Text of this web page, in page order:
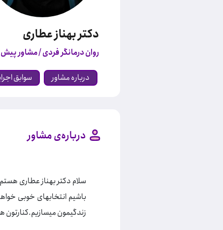
دکتر بهناز عطاری
روان درمانگر فردی / مشاور پیش
درباره مشاور سوابق
درباره‌ی مشاور
سلام دکتر بهناز عطاری
باشیم انتخابهای خوبی
زندگیمون